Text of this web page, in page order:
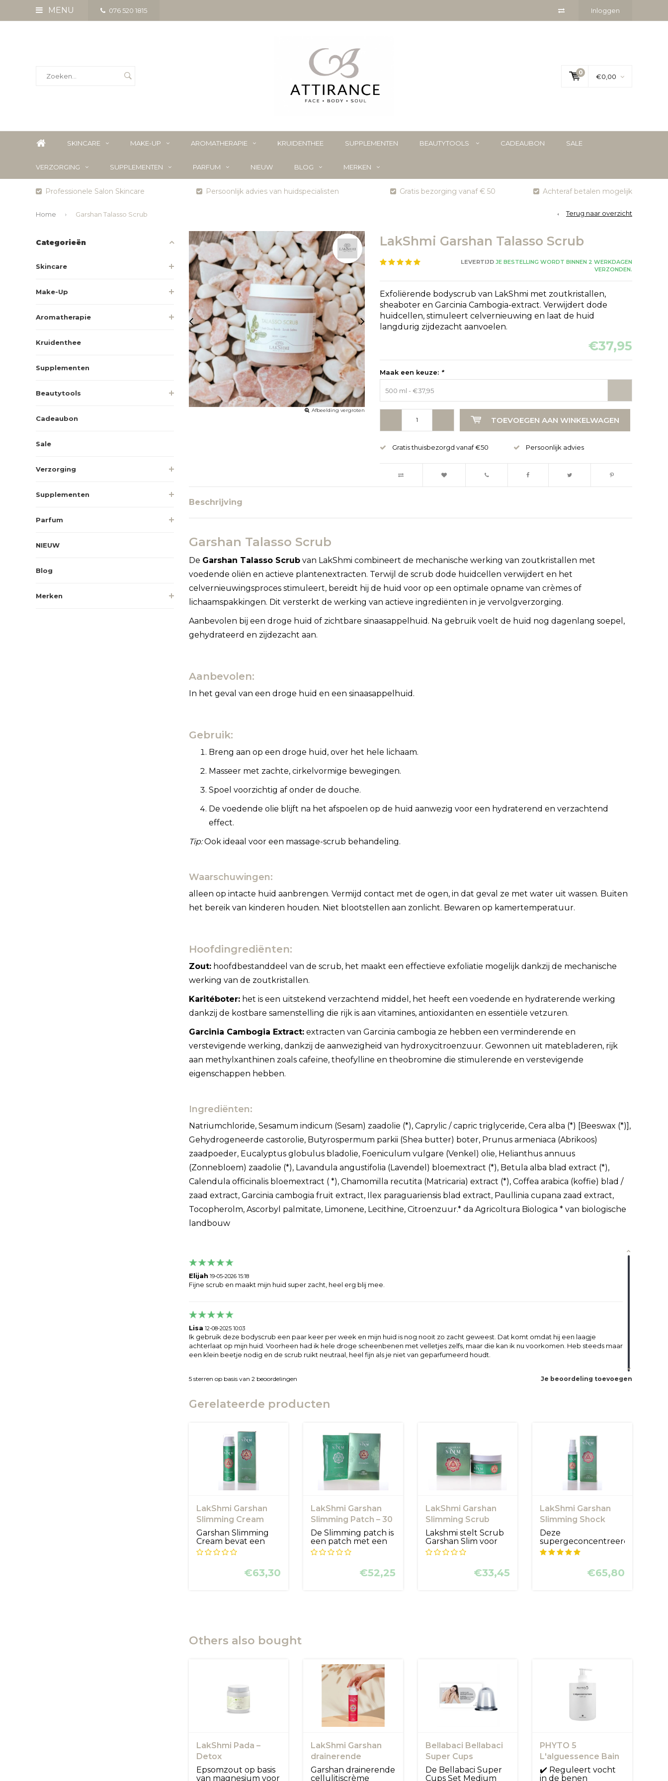
MENU 076 520 1815 Inloggen
0
€0,00
SKINCARE MAKE-UP AROMATHERAPIE KRUIDENTHEE SUPPLEMENTEN BEAUTYTOOLS CADEAUBON SALE
VERZORGING SUPPLEMENTEN PARFUM NIEUW BLOG MERKEN
Professionele Salon Skincare Persoonlijk advies van huidspecialisten Gratis bezorging vanaf € 50 Achteraf betalen mogelijk
Home Garshan Talasso Scrub Terug naar overzicht
Categorieën
Skincare
Make-Up
Aromatherapie
Kruidenthee
Supplementen
Beautytools
Cadeaubon
Sale
Verzorging
Supplementen
Parfum
NIEUW
Blog
Merken
Afbeelding vergroten
LakShmi Garshan Talasso Scrub
LEVERTIJDJE BESTELLING WORDT BINNEN 2 WERKDAGEN
VERZONDEN.
Exfoliërende bodyscrub van LakShmi met zoutkristallen,
sheaboter en Garcinia Cambogia-extract. Verwijdert dode
huidcellen, stimuleert celvernieuwing en laat de huid
langdurig zijdezacht aanvoelen.
€37,95
Maak een keuze: *
500 ml - €37,95
TOEVOEGEN AAN WINKELWAGEN
Gratis thuisbezorgd vanaf €50 Persoonlijk advies
Beschrijving
Garshan Talasso Scrub
De Garshan Talasso Scrubvan LakShmi combineert de mechanische werking van zoutkristallen met
voedende oliën en actieve plantenextracten. Terwijl de scrub dode huidcellen verwijdert en het
celvernieuwingsproces stimuleert, bereidt hij de huid voor op een optimale opname van crèmes of
lichaamspakkingen. Dit versterkt de werking van actieve ingrediënten in je vervolgverzorging.
Aanbevolen bij een droge huid of zichtbare sinaasappelhuid. Na gebruik voelt de huid nog dagenlang soepel,
gehydrateerd en zijdezacht aan.
Aanbevolen:
In het geval van een droge huid en een sinaasappelhuid.
Gebruik:
Breng aan op een droge huid, over het hele lichaam.
Masseer met zachte, cirkelvormige bewegingen.
Spoel voorzichtig af onder de douche.
De voedende olie blijft na het afspoelen op de huid aanwezig voor een hydraterend en verzachtend
effect.
Tip:Ook ideaal voor een massage-scrub behandeling.
Waarschuwingen:
alleen op intacte huid aanbrengen. Vermijd contact met de ogen, in dat geval ze met water uit wassen. Buiten
het bereik van kinderen houden. Niet blootstellen aan zonlicht. Bewaren op kamertemperatuur.
Hoofdingrediënten:
Zout:hoofdbestanddeel van de scrub, het maakt een effectieve exfoliatie mogelijk dankzij de mechanische
werking van de zoutkristallen.
Karitéboter:het is een uitstekend verzachtend middel, het heeft een voedende en hydraterende werking
dankzij de kostbare samenstelling die rijk is aan vitamines, antioxidanten en essentiële vetzuren.
Garcinia Cambogia Extract:extracten van Garcinia cambogia ze hebben een verminderende en
verstevigende werking, dankzij de aanwezigheid van hydroxycitroenzuur. Gewonnen uit matebladeren, rijk
aan methylxanthinen zoals cafeïne, theofylline en theobromine die stimulerende en verstevigende
eigenschappen hebben.
Ingrediënten:
Natriumchloride, Sesamum indicum (Sesam) zaadolie (*), Caprylic / capric triglyceride, Cera alba (*) [Beeswax (*)],
Gehydrogeneerde castorolie, Butyrospermum parkii (Shea butter) boter, Prunus armeniaca (Abrikoos)
zaadpoeder, Eucalyptus globulus bladolie, Foeniculum vulgare (Venkel) olie, Helianthus annuus
(Zonnebloem) zaadolie (*), Lavandula angustifolia (Lavendel) bloemextract (*), Betula alba blad extract (*),
Calendula officinalis bloemextract ( *), Chamomilla recutita (Matricaria) extract (*), Coffea arabica (koffie) blad /
zaad extract, Garcinia cambogia fruit extract, Ilex paraguariensis blad extract, Paullinia cupana zaad extract,
Tocopherolm, Ascorbyl palmitate, Limonene, Lecithine, Citroenzuur.* da Agricoltura Biologica * van biologische
landbouw
Elijah 19-05-2026 15:18
Fijne scrub en maakt mijn huid super zacht, heel erg blij mee.
Lisa 12-08-2025 10:03
Ik gebruik deze bodyscrub een paar keer per week en mijn huid is nog nooit zo zacht geweest. Dat komt omdat hij een laagje
achterlaat op mijn huid. Voorheen had ik hele droge scheenbenen met velletjes zelfs, maar die kan ik nu voorkomen. Heb steeds maar
een klein beetje nodig en de scrub ruikt neutraal, heel fijn als je niet van geparfumeerd houdt.
Je beoordeling toevoegen
5sterren op basis van 2 beoordelingen
Gerelateerde producten
LakShmi Garshan
Slimming Cream
Garshan Slimming
Cream bevat een
hermodellerende
formule die...
€63,30
LakShmi Garshan
Slimming Patch – 30
stuks
De Slimming patch is
een patch met een
drainerend en
afslank...
€52,25
LakShmi Garshan
Slimming Scrub
Lakshmi stelt Scrub
Garshan Slim voor
ter voorbereiding,
ter...
€33,45
LakShmi Garshan
Slimming Shock
Therapy
Deze
supergeconcentreerde
booster is bijzonder
effectief geb...
€65,80
Others also bought
LakShmi Pada –
Detox
Magnesiumzout |
Scrub/voetbad
Epsomzout op basis
van magnesium voor
LakShmi Garshan
drainerende
cellulitiscrème
Garshan drainerende
cellulitiscrème
Bellabaci Bellabaci
Super Cups
De Bellabaci Super
Cups Set Medium
PHYTO 5
L'alguessence Bain
Bath Oil
✔️ Reguleert vocht
in de benen